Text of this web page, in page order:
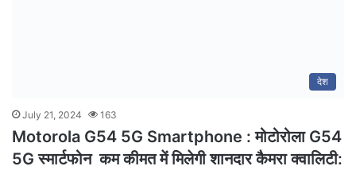
देश
July 21, 2024 163
Motorola G54 5G Smartphone : मोटोरोला G54
5G स्मार्टफोन कम कीमत में मिलेगी शानदार कैमरा क्वालिटी: